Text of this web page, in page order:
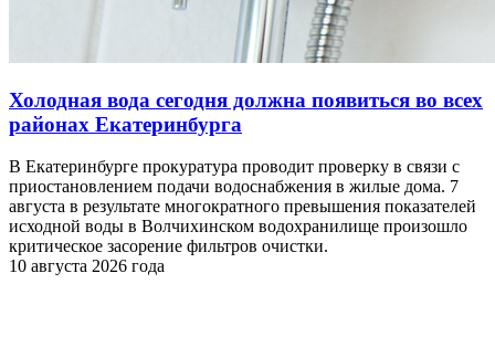
Холодная вода сегодня должна появиться во всех
районах Екатеринбурга
В Екатеринбурге прокуратура проводит проверку в связи с
приостановлением подачи водоснабжения в жилые дома. 7
августа в результате многократного превышения показателей
исходной воды в Волчихинском водохранилище произошло
критическое засорение фильтров очистки.
10 августа 2026 года